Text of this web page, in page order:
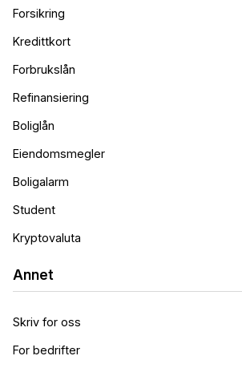
Forsikring
Kredittkort
Forbrukslån
Refinansiering
Boliglån
Eiendomsmegler
Boligalarm
Student
Kryptovaluta
Annet
Skriv for oss
For bedrifter